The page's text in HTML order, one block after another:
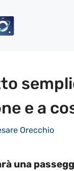
e a
Orecchio
una